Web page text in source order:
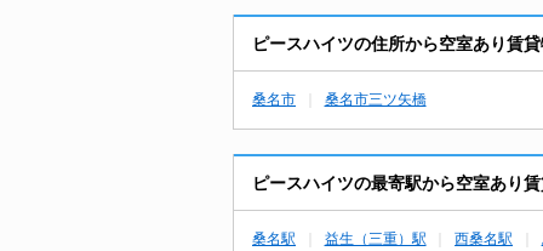
ピースハイツの住所から空室あり賃
桑名市 桑名市三ツ矢橋
ピースハイツの最寄駅から空室あり
桑名駅 益生（三重）駅 西桑名駅